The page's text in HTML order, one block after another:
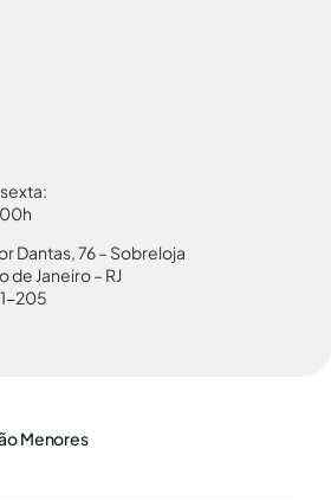
Dantas, 76 – Sobreloja
de Janeiro – RJ
205
Menores